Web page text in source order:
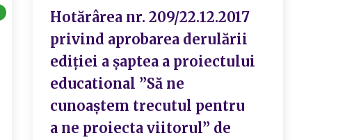
Hotărârea nr. 209/22.12.2017
privind aprobarea derulării
ediției a șaptea a proiectului
educational ”Să ne
cunoaștem trecutul pentru
a ne proiecta viitorul” de